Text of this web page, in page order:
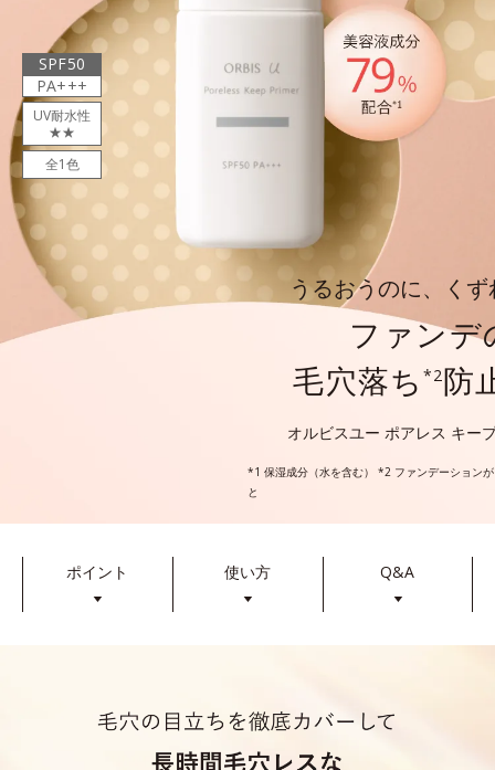
SPF50
PA+++
UV耐水性
★★
全1色
うるおうのに、く
ファンデ
毛穴落ち *2防
オルビスユー ポアレス キー
*1 保湿成分（水を含む） *2 ファンデーション
と
ポイント
▼
使い方
▼
Q&A
▼